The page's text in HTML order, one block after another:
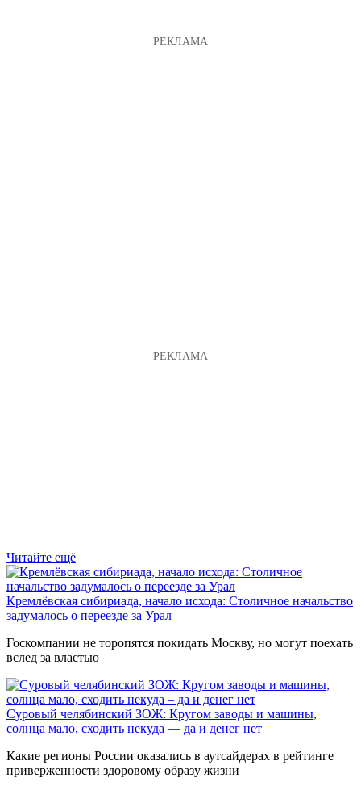
Читайте ещё
Кремлёвская сибириада, начало исхода: Столичное начальство
задумалось о переезде за Урал
Госкомпании не торопятся покидать Москву, но могут поехать
вслед за властью
Суровый челябинский ЗОЖ: Кругом заводы и машины,
солнца мало, сходить некуда — да и денег нет
Какие регионы России оказались в аутсайдерах в рейтинге
приверженности здоровому образу жизни